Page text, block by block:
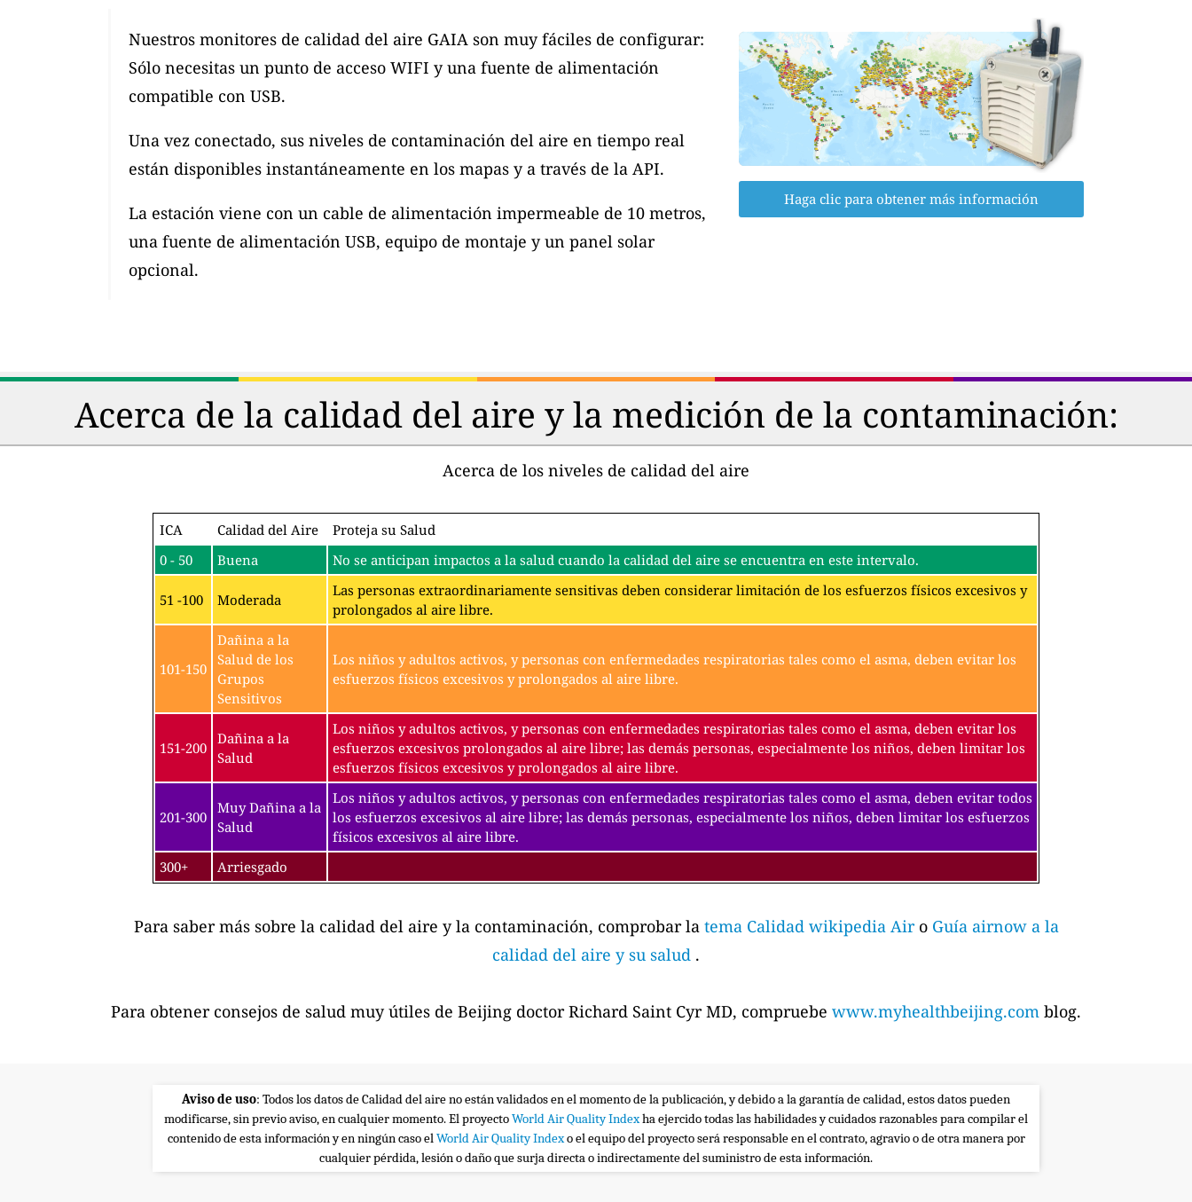
Nuestros monitores de calidad del aire GAIA son muy fáciles de configurar:
Sólo necesitas un punto de acceso WIFI y una fuente de alimentación
compatible con USB.
Una vez conectado, sus niveles de contaminación del aire en tiempo real
están disponibles instantáneamente en los mapas y a través de la API.
La estación viene con un cable de alimentación impermeable de 10 metros,
una fuente de alimentación USB, equipo de montaje y un panel solar
opcional.
Haga clic para obtener más información
Acerca de la calidad del aire y la medición de la contaminación:
Acerca de los niveles de calidad del aire
ICA Calidad del Aire
Proteja su Salud
0 - 50
Buena No se anticipan impactos a la salud cuando la calidad del aire se encuentra en este intervalo.
51 -100 Moderada
Las personas extraordinariamente sensitivas deben considerar limitación de los esfuerzos físicos excesivos y
prolongados al aire libre.
101-150
Dañina a la
Salud de los
Grupos
Sensitivos
Los niños y adultos activos, y personas con enfermedades respiratorias tales como el asma, deben evitar los
esfuerzos físicos excesivos y prolongados al aire libre.
151-200
Dañina a la
Salud
Los niños y adultos activos, y personas con enfermedades respiratorias tales como el asma, deben evitar los
esfuerzos excesivos prolongados al aire libre; las demás personas, especialmente los niños, deben limitar los
esfuerzos físicos excesivos y prolongados al aire libre.
201-300
Muy Dañina a la
Salud
Los niños y adultos activos, y personas con enfermedades respiratorias tales como el asma, deben evitar todos
los esfuerzos excesivos al aire libre; las demás personas, especialmente los niños, deben limitar los esfuerzos
físicos excesivos al aire libre.
300+
Arriesgado
Para saber más sobre la calidad del aire y la contaminación, comprobar la tema Calidad wikipedia Air o Guía airnow a la
calidad del aire y su salud .
Para obtener consejos de salud muy útiles de Beijing doctor Richard Saint Cyr MD, compruebe www.myhealthbeijing.com blog.
Aviso de uso: Todos los datos de Calidad del aire no están validados en el momento de la publicación, y debido a la garantía de calidad, estos datos pueden
modificarse, sin previo aviso, en cualquier momento. El proyectoWorld Air Quality Indexha ejercido todas las habilidades y cuidados razonables para compilar el
contenido de esta información y en ningún caso elWorld Air Quality Indexo el equipo del proyecto será responsable en el contrato, agravio o de otra manera por
cualquier pérdida, lesión o daño que surja directa o indirectamente del suministro de esta información.